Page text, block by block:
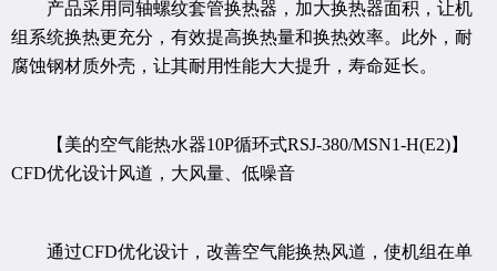
产品采用同轴螺纹套管换热器，加大换热器面积，让机
组系统换热更充分，有效提高换热量和换热效率。此外，耐
腐蚀钢材质外壳，让其耐用性能大大提升，寿命延长。
【美的空气能热水器10P循环式RSJ-380/MSN1-H(E2)】
CFD优化设计风道，大风量、低噪音
通过CFD优化设计，改善空气能换热风道，使机组在单